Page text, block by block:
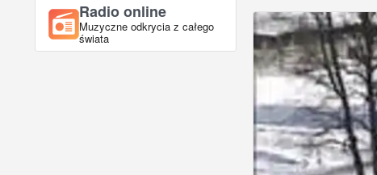
Radio online
Muzyczne odkrycia z całego
świata